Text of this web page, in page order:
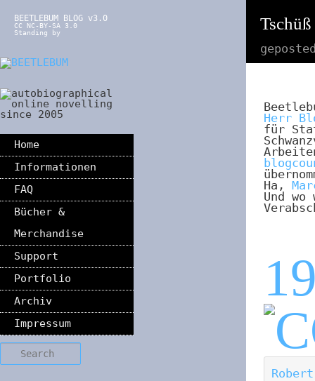
BEETLEBUM BLOG v3.0
CC NC-BY-SA 3.0
Standing by
Home
Informationen
FAQ
Bücher &
Merchandise
Support
Portfolio
Archiv
Impressum
Search
Herr
für
Ha,
Und
Robert